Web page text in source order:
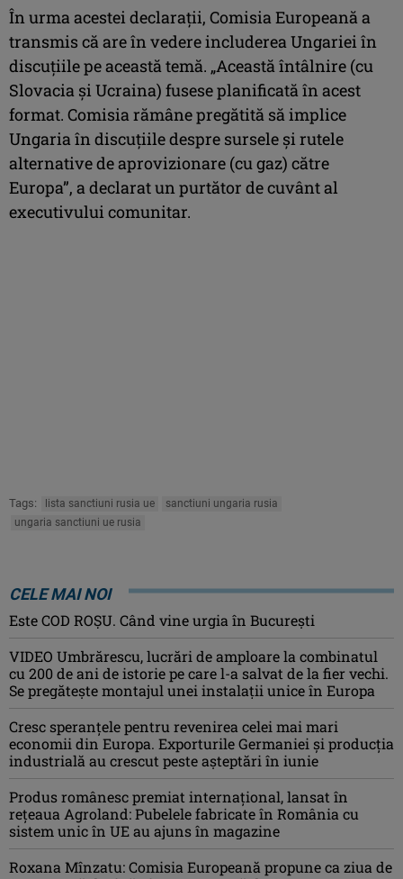
În urma acestei declaraţii, Comisia Europeană a
transmis că are în vedere includerea Ungariei în
discuţiile pe această temă. „Această întâlnire (cu
Slovacia şi Ucraina) fusese planificată în acest
format. Comisia rămâne pregătită să implice
Ungaria în discuţiile despre sursele şi rutele
alternative de aprovizionare (cu gaz) către
Europa”, a declarat un purtător de cuvânt al
executivului comunitar.
Tags: lista sanctiuni rusia ue
sanctiuni ungaria rusia
ungaria sanctiuni ue rusia
CELE MAI NOI
Este COD ROŞU. Când vine urgia în Bucureşti
VIDEO Umbrărescu, lucrări de amploare la combinatul
cu 200 de ani de istorie pe care l-a salvat de la fier vechi.
Se pregătește montajul unei instalații unice în Europa
Cresc speranțele pentru revenirea celei mai mari
economii din Europa. Exporturile Germaniei și producția
industrială au crescut peste așteptări în iunie
Produs românesc premiat internațional, lansat în
rețeaua Agroland: Pubelele fabricate în România cu
sistem unic în UE au ajuns în magazine
Roxana Mînzatu: Comisia Europeană propune ca ziua de